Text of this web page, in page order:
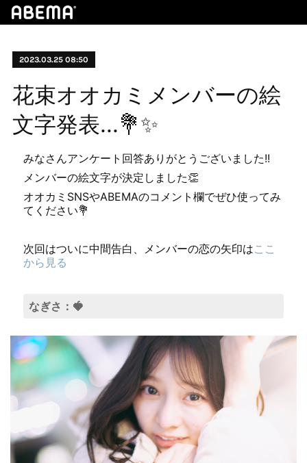
2023.03.25 08:50
花束オオカミメンバーの絵
文字発表...💐✨
みなさんアンケート回答ありがとうございました!!
メンバーの絵文字が決定しました👏
オオカミSNSやABEMAのコメント欄でぜひ使ってみ
てください💐
次回はついに中間告白、メンバーの恋の矢印はここ
から見る
なぎさ：🍓